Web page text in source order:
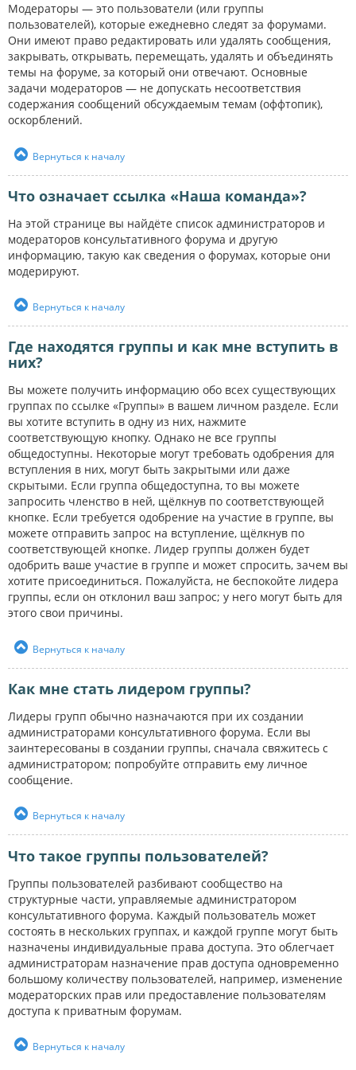
Модераторы — это пользователи (или группы
пользователей), которые ежедневно следят за форумами.
Они имеют право редактировать или удалять сообщения,
закрывать, открывать, перемещать, удалять и объединять
темы на форуме, за который они отвечают. Основные
задачи модераторов — не допускать несоответствия
содержания сообщений обсуждаемым темам (оффтопик),
оскорблений.
Вернуться к началу
Что означает ссылка «Наша команда»?
На этой странице вы найдёте список администраторов и
модераторов консультативного форума и другую
информацию, такую как сведения о форумах, которые они
модерируют.
Вернуться к началу
Где находятся группы и как мне вступить в
них?
Вы можете получить информацию обо всех существующих
группах по ссылке «Группы» в вашем личном разделе. Если
вы хотите вступить в одну из них, нажмите
соответствующую кнопку. Однако не все группы
общедоступны. Некоторые могут требовать одобрения для
вступления в них, могут быть закрытыми или даже
скрытыми. Если группа общедоступна, то вы можете
запросить членство в ней, щёлкнув по соответствующей
кнопке. Если требуется одобрение на участие в группе, вы
можете отправить запрос на вступление, щёлкнув по
соответствующей кнопке. Лидер группы должен будет
одобрить ваше участие в группе и может спросить, зачем вы
хотите присоединиться. Пожалуйста, не беспокойте лидера
группы, если он отклонил ваш запрос; у него могут быть для
этого свои причины.
Вернуться к началу
Как мне стать лидером группы?
Лидеры групп обычно назначаются при их создании
администраторами консультативного форума. Если вы
заинтересованы в создании группы, сначала свяжитесь с
администратором; попробуйте отправить ему личное
сообщение.
Вернуться к началу
Что такое группы пользователей?
Группы пользователей разбивают сообщество на
структурные части, управляемые администратором
консультативного форума. Каждый пользователь может
состоять в нескольких группах, и каждой группе могут быть
назначены индивидуальные права доступа. Это облегчает
администраторам назначение прав доступа одновременно
большому количеству пользователей, например, изменение
модераторских прав или предоставление пользователям
доступа к приватным форумам.
Вернуться к началу